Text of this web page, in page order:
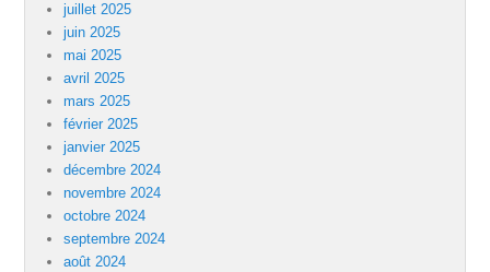
juillet 2025
juin 2025
mai 2025
avril 2025
mars 2025
février 2025
janvier 2025
décembre 2024
novembre 2024
octobre 2024
septembre 2024
août 2024